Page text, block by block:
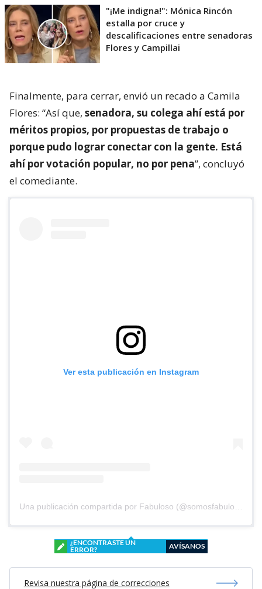
"¡Me indigna!": Mónica Rincón
estalla por cruce y
descalificaciones entre senadoras
Flores y Campillai
Finalmente, para cerrar, envió un recado a Camila
Flores: “Así que, senadora, su colega ahí está por
méritos propios, por propuestas de trabajo o
porque pudo lograr conectar con la gente. Está
ahí por votación popular, no por pena”, concluyó
el comediante.
Ver esta publicación en Instagram
Una publicación compartida por Fabuloso (@somosfabuloso)
¿ENCONTRASTE UN
ERROR?
AVÍSANOS
Revisa nuestra página de correcciones